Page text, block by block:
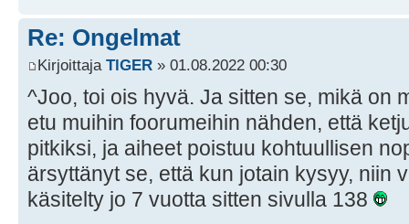
Re: Ongelmat
Kirjoittaja TlGER » 01.08.2022 00:30
^Joo, toi ois hyvä. Ja sitten se, mikä on
etu muihin foorumeihin nähden, että
pitkiksi, ja aiheet poistuu kohtuullisen
ärsyttänyt se, että kun jotain kysyy, niin
käsitelty jo 7 vuotta sitten sivulla 138